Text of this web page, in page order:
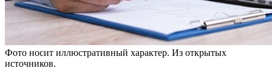
Фото носит иллюстративный характер. Из открытых
источников.